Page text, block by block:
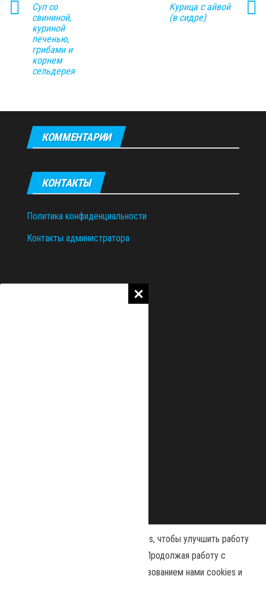
Суп со
свининой,
куриной
печенью,
грибами и
корнем
сельдерея
Курица с айвой
(в сидре)
КОММЕНТАРИИ
КОНТАКТЫ
Политика конфиденциальности
Контакты администратора
Наш сайт использует файлы cookies, чтобы улучшить работу
и повысить эффективность сайта. Продолжая работу с
сайтом, вы соглашаетесь с использованием нами cookies и